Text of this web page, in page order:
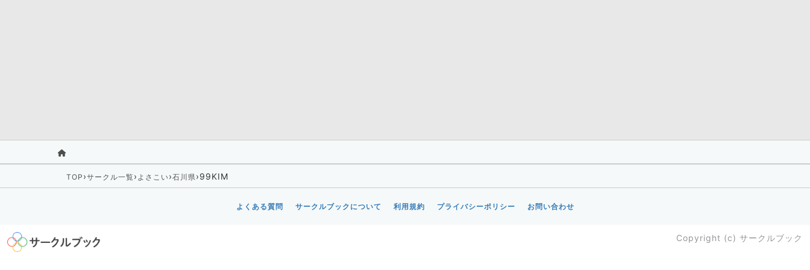
TOP ›サークル一覧› よさこい›石川県›99KIM
よくある質問 サークルブックについて 利用規約 プライバシーポリシー お問い合わせ
Copyright (c) サークルブック